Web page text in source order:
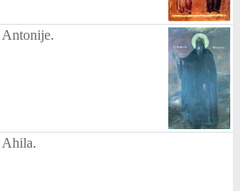
Antonije.
Ahila.